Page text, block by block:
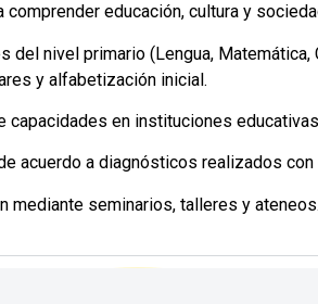
educación, cultura y
del nivel primario (Lengua,
y alfabetización inicial.
capacidades en instituciones
acuerdo a diagnósticos realizados
mediante seminarios, talleres y ateneos.